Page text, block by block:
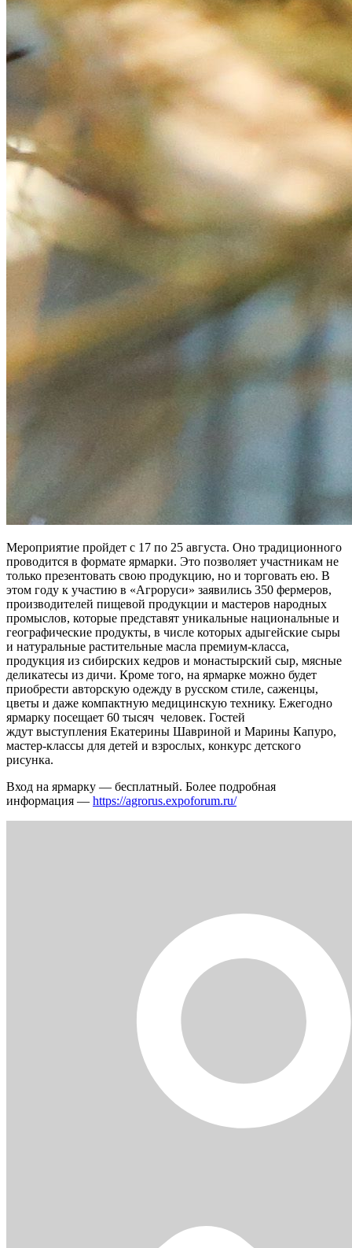
Мероприятие пройдет с 17 по 25 августа. Оно традиционного
проводится в формате ярмарки. Это позволяет участникам не
только презентовать свою продукцию, но и торговать ею. В
этом году к участию в «Агроруси» заявились 350 фермеров,
производителей пищевой продукции и мастеров народных
промыслов, которые представят уникальные национальные и
географические продукты, в числе которых адыгейские сыры
и натуральные растительные масла премиум-класса,
продукция из сибирских кедров и монастырский сыр, мясные
деликатесы из дичи. Кроме того, на ярмарке можно будет
приобрести авторскую одежду в русском стиле, саженцы,
цветы и даже компактную медицинскую технику. Ежегодно
ярмарку посещает 60 тысяч человек. Гостей
ждут выступления Екатерины Шавриной и Марины Капуро,
мастер-классы для детей и взрослых, конкурс детского
рисунка.
Вход на ярмарку — бесплатный. Более подробная
информация — https://agrorus.expoforum.ru/